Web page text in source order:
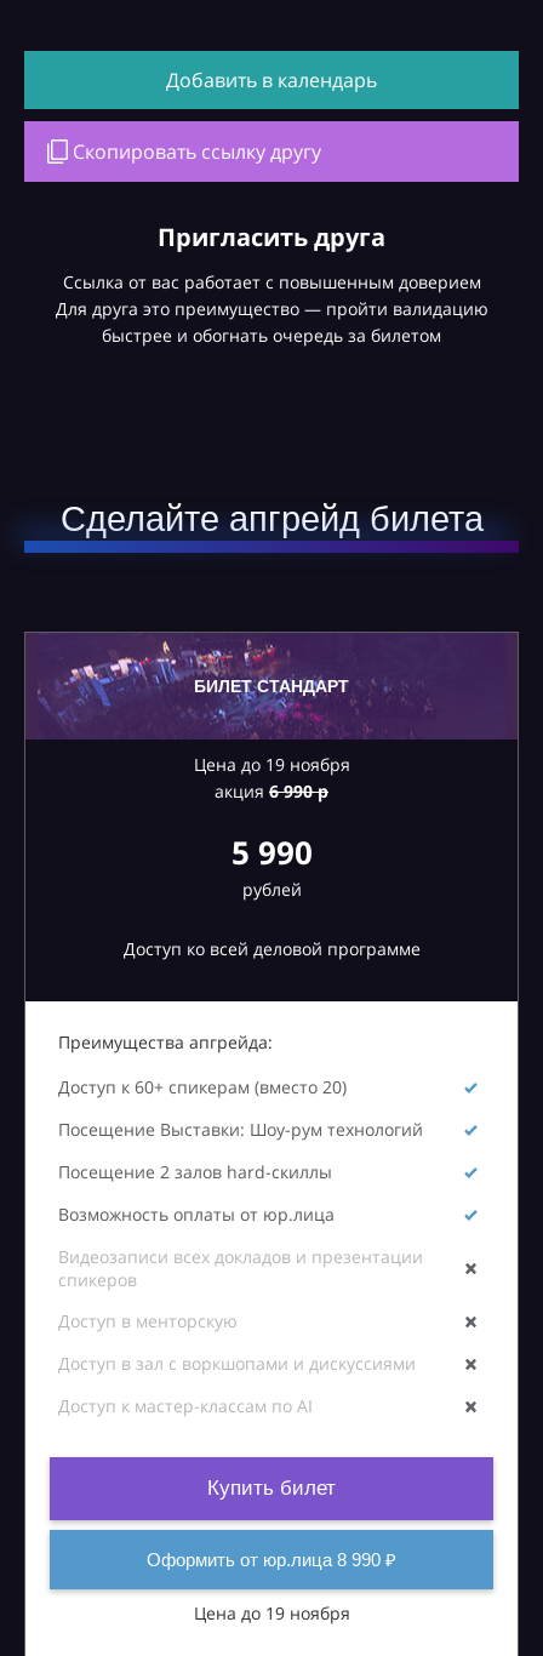
Добавить в календарь
Скопировать ссылку другу
Пригласить друга
Ссылка от вас работает с повышенным доверием
Для друга это преимущество — пройти валидацию
быстрее и обогнать очередь за билетом
Сделайте апгрейд билета
БИЛЕТ СТАНДАРТ
Цена до 19 ноября
акция 6990 р
5 990
рублей
Доступ ко всей деловой программе
Преимущества апгрейда:
Доступ к 60+ спикерам (вместо 20)
Посещение Выставки: Шоу-рум технологий
Посещение 2 залов hard-скиллы
Возможность оплаты от юр.лица
Видеозаписи всех докладов и презентации
спикеров
Доступ в менторскую
Доступ в зал с воркшопами и дискуссиями
Доступ к мастер-классам по AI
Купить билет
Оформить от юр.лица 8 990 ₽
Цена до 19 ноября